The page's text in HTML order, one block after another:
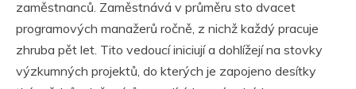
zaměstnanců. Zaměstnává v průměru sto dvacet
programových manažerů ročně, z nichž každý pracuje
zhruba pět let. Tito vedoucí iniciují a dohlížejí na stovky
výzkumných projektů, do kterých je zapojeno desítky